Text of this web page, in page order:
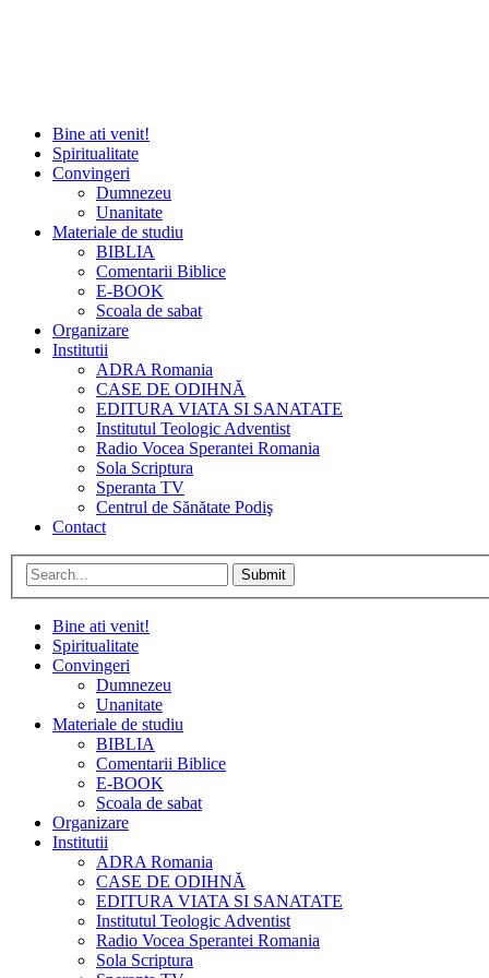
Bine ati venit!
Spiritualitate
Convingeri
Dumnezeu
Unanitate
Materiale de studiu
BIBLIA
Comentarii Biblice
E-BOOK
Scoala de sabat
Organizare
Institutii
ADRA Romania
CASE DE ODIHNĂ
EDITURA VIATA SI SANATATE
Institutul Teologic Adventist
Radio Vocea Sperantei Romania
Sola Scriptura
Speranta TV
Centrul de Sănătate Podiş
Contact
Submit
Bine ati venit!
Spiritualitate
Convingeri
Dumnezeu
Unanitate
Materiale de studiu
BIBLIA
Comentarii Biblice
E-BOOK
Scoala de sabat
Organizare
Institutii
ADRA Romania
CASE DE ODIHNĂ
EDITURA VIATA SI SANATATE
Institutul Teologic Adventist
Radio Vocea Sperantei Romania
Sola Scriptura